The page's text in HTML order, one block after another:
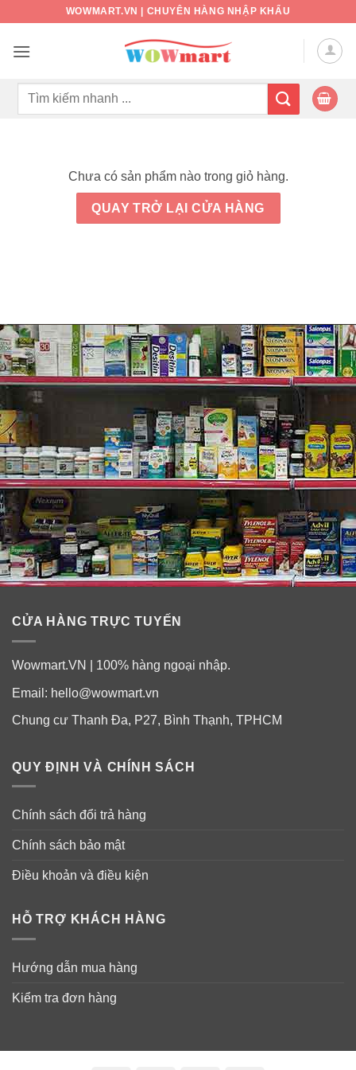
nội
WOWMART.VN | CHUYÊN HÀNG NHẬP KHẨU
Tìm
Chưa có sản phẩm nào trong giỏ hàng.
QUAY TRỞ LẠI CỬA HÀNG
CỬA HÀNG TRỰC TUYẾN
Wowmart.VN | 100% hàng ngoại nhập.
Email: hello@wowmart.vn
Chung cư Thanh Đa, P27, Bình Thạnh, TPHCM
QUY ĐỊNH VÀ CHÍNH SÁCH
Chính sách đổi trả hàng
Chính sách bảo mật
Điều khoản và điều kiện
HỖ TRỢ KHÁCH HÀNG
Hướng dẫn mua hàng
Kiểm tra đơn hàng